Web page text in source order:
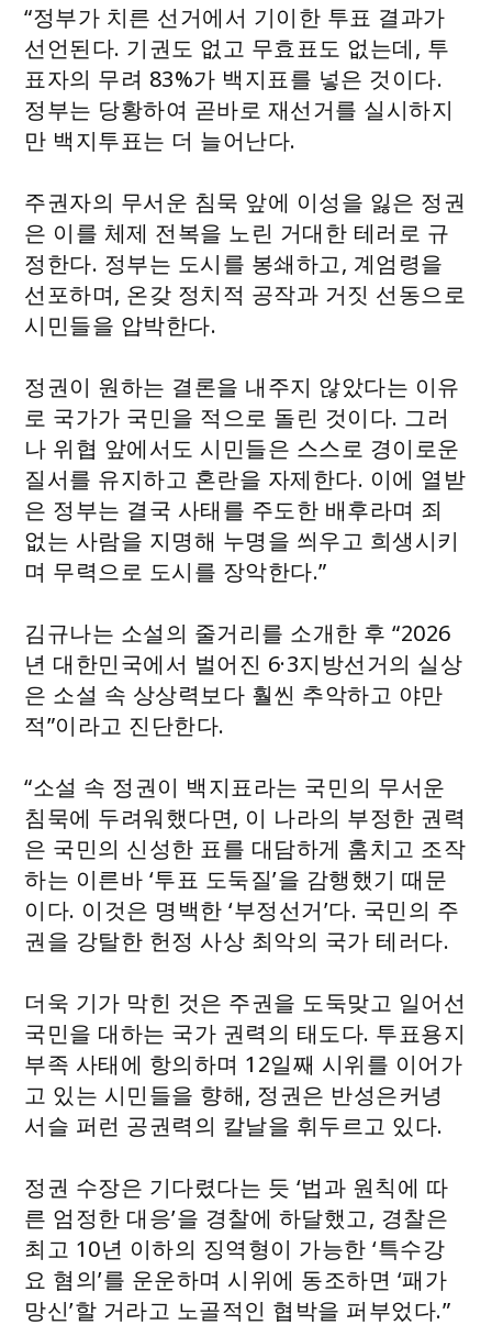
“정부가 치른 선거에서 기이한 투표 결과가
선언된다. 기권도 없고 무효표도 없는데, 투
표자의 무려 83%가 백지표를 넣은 것이다.
정부는 당황하여 곧바로 재선거를 실시하지
만 백지투표는 더 늘어난다.
주권자의 무서운 침묵 앞에 이성을 잃은 정권
은 이를 체제 전복을 노린 거대한 테러로 규
정한다. 정부는 도시를 봉쇄하고, 계엄령을
선포하며, 온갖 정치적 공작과 거짓 선동으로
시민들을 압박한다.
정권이 원하는 결론을 내주지 않았다는 이유
로 국가가 국민을 적으로 돌린 것이다. 그러
나 위협 앞에서도 시민들은 스스로 경이로운
질서를 유지하고 혼란을 자제한다. 이에 열받
은 정부는 결국 사태를 주도한 배후라며 죄
없는 사람을 지명해 누명을 씌우고 희생시키
며 무력으로 도시를 장악한다.”
김규나는 소설의 줄거리를 소개한 후 “2026
년 대한민국에서 벌어진 6·3지방선거의 실상
은 소설 속 상상력보다 훨씬 추악하고 야만
적”이라고 진단한다.
“소설 속 정권이 백지표라는 국민의 무서운
침묵에 두려워했다면, 이 나라의 부정한 권력
은 국민의 신성한 표를 대담하게 훔치고 조작
하는 이른바 ‘투표 도둑질’을 감행했기 때문
이다. 이것은 명백한 ‘부정선거’다. 국민의 주
권을 강탈한 헌정 사상 최악의 국가 테러다.
더욱 기가 막힌 것은 주권을 도둑맞고 일어선
국민을 대하는 국가 권력의 태도다. 투표용지
부족 사태에 항의하며 12일째 시위를 이어가
고 있는 시민들을 향해, 정권은 반성은커녕
서슬 퍼런 공권력의 칼날을 휘두르고 있다.
정권 수장은 기다렸다는 듯 ‘법과 원칙에 따
른 엄정한 대응’을 경찰에 하달했고, 경찰은
최고 10년 이하의 징역형이 가능한 ‘특수강
요 혐의’를 운운하며 시위에 동조하면 ‘패가
망신’할 거라고 노골적인 협박을 퍼부었다.”